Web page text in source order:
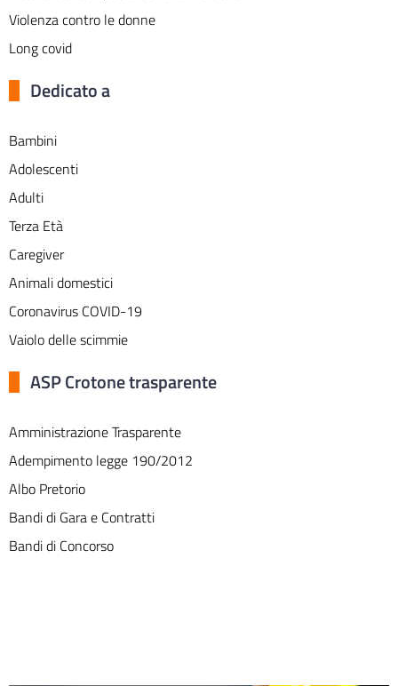
Violenza contro le donne
Long covid
Dedicato a
Bambini
Adolescenti
Adulti
Terza Età
Caregiver
Animali domestici
Coronavirus COVID-19
Vaiolo delle scimmie
ASP Crotone trasparente
Amministrazione Trasparente
Adempimento legge 190/2012
Albo Pretorio
Bandi di Gara e Contratti
Bandi di Concorso